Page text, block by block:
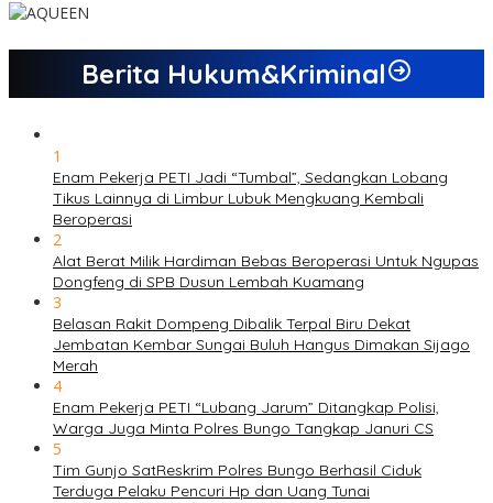
Berita Hukum&Kriminal
1
Enam Pekerja PETI Jadi “Tumbal”, Sedangkan Lobang
Tikus Lainnya di Limbur Lubuk Mengkuang Kembali
Beroperasi
2
Alat Berat Milik Hardiman Bebas Beroperasi Untuk Ngupas
Dongfeng di SPB Dusun Lembah Kuamang
3
Belasan Rakit Dompeng Dibalik Terpal Biru Dekat
Jembatan Kembar Sungai Buluh Hangus Dimakan Sijago
Merah
4
Enam Pekerja PETI “Lubang Jarum” Ditangkap Polisi,
Warga Juga Minta Polres Bungo Tangkap Januri CS
5
Tim Gunjo SatReskrim Polres Bungo Berhasil Ciduk
Terduga Pelaku Pencuri Hp dan Uang Tunai